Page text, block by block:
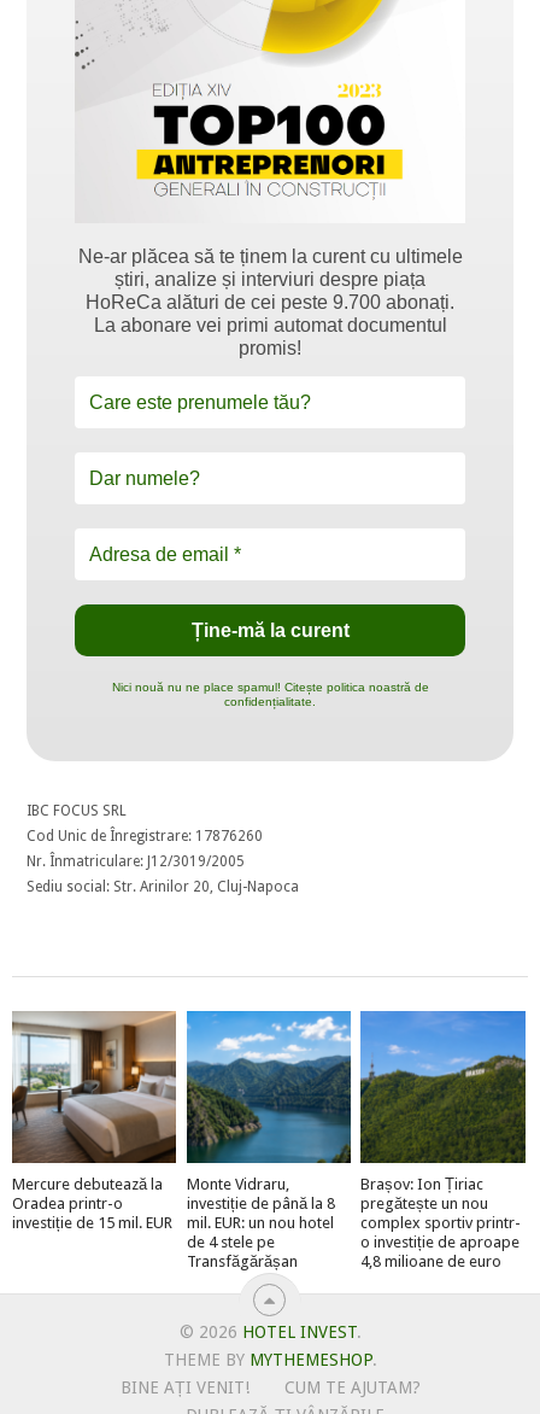
Ne-ar plăcea să te ținem la curent cu ultimele
știri, analize și interviuri despre piața
HoReCa alături de cei peste 9.700 abonați.
La abonare vei primi automat documentul
promis!
Nici nouă nu ne place spamul! Citește politica noastră de
confidențialitate.
IBC FOCUS SRL
Cod Unic de Înregistrare: 17876260
Nr. Înmatriculare: J12/3019/2005
Sediu social: Str. Arinilor 20, Cluj-Napoca
Mercure debutează la
Oradea printr-o
investiție de 15 mil. EUR
Monte Vidraru,
investiție de până la 8
mil. EUR: un nou hotel
de 4 stele pe
Transfăgărășan
Brașov: Ion Țiriac
pregătește un nou
complex sportiv printr-
o investiție de aproape
4,8 milioane de euro
© 2026 HOTEL INVEST.
THEME BY MYTHEMESHOP.
BINE AȚI VENIT!
CUM TE AJUTAM?